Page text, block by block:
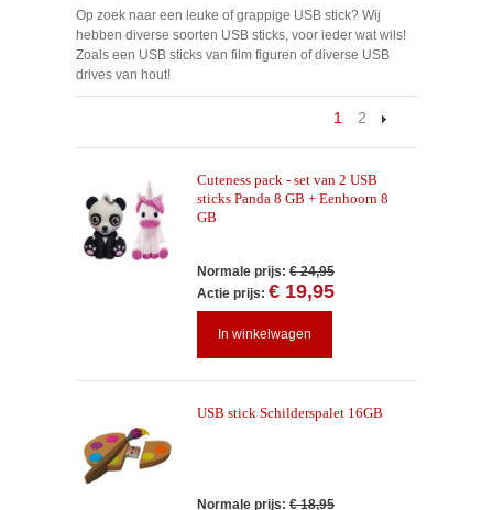
Op zoek naar een leuke of grappige USB stick? Wij
hebben diverse soorten USB sticks, voor ieder wat wils!
Zoals een USB sticks van film figuren of diverse USB
drives van hout!
1 2
Cuteness pack - set van 2 USB
sticks Panda 8 GB + Eenhoorn 8
GB
Normale prijs: € 24,95
Actie prijs: € 19,95
In winkelwagen
USB stick Schilderspalet 16GB
Normale prijs: € 18,95